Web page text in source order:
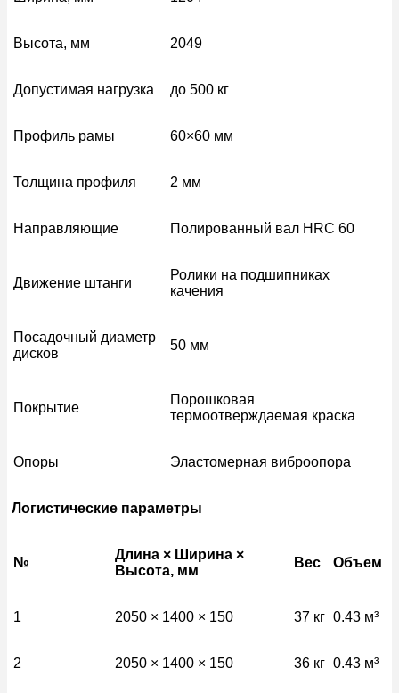
Высота, мм 2049
Допустимая нагрузка до 500 кг
Профиль рамы 60×60 мм
Толщина профиля 2 мм
Направляющие Полированный вал HRC 60
Движение штанги
Ролики на подшипниках
качения
Посадочный диаметр
дисков
50 мм
Покрытие
Порошковая
термоотверждаемая краска
Опоры Эластомерная виброопора
Логистические параметры
№
Длина × Ширина ×
Высота, мм
Вес Объем
1 2050 × 1400 × 150 37 кг 0.43 м³
2 2050 × 1400 × 150 36 кг 0.43 м³